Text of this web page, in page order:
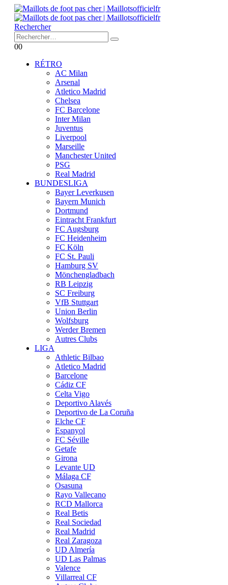
Rechercher
00
RÉTRO
AC Milan
Arsenal
Atletico Madrid
Chelsea
FC Barcelone
Inter Milan
Juventus
Liverpool
Marseille
Manchester United
PSG
Real Madrid
BUNDESLIGA
Bayer Leverkusen
Bayern Munich
Dortmund
Eintracht Frankfurt
FC Augsburg
FC Heidenheim
FC Köln
FC St. Pauli
Hamburg SV
Mönchengladbach
RB Leipzig
SC Freiburg
VfB Stuttgart
Union Berlin
Wolfsburg
Werder Bremen
Autres Clubs
LIGA
Athletic Bilbao
Atletico Madrid
Barcelone
Cádiz CF
Celta Vigo
Deportivo Alavés
Deportivo de La Coruña
Elche CF
Espanyol
FC Séville
Getafe
Girona
Levante UD
Málaga CF
Osasuna
Rayo Vallecano
RCD Mallorca
Real Betis
Real Sociedad
Real Madrid
Real Zaragoza
UD Almería
UD Las Palmas
Valence
Villarreal CF